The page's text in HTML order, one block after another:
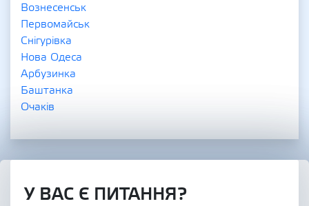
Вознесенськ
Первомайськ
Снігурівка
Нова Одеса
Арбузинка
Баштанка
Очаків
У ВАС Є ПИТАННЯ?